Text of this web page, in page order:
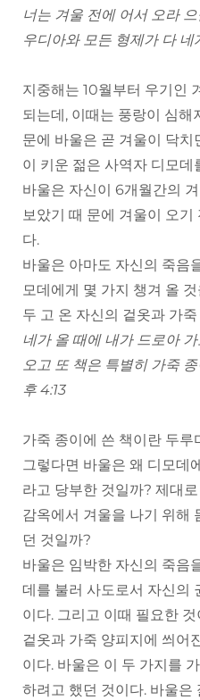
너는 겨울 전에 어서 오라
우디아와 모든 형제가 다
지중해는 10월부터 우기인
되는데, 이때는 풍랑이 심해
문에 바울은 곧 겨울이 닥
이 키운 젊은 사역자 디모
바울은 자신이 6개월간의
보았기 때 문에 겨울이 오기
다.
바울은 아마도 자신의 죽음
모데에게 몇 가지 챙겨 올
두 고 온 자신의 겉옷과 가
네가 올 때에 내가 드로아
오고 또 책은 특별히 가죽
후 4:13
가죽 종이에 쓴 책이란 두
그렇다면 바울은 왜 디모데
라고 당부한 것일까? 제대
감옥에서 겨울을 나기 위해
던 것일까?
바울은 임박한 자신의 죽음
데를 불러 사도로서 자신의
이다. 그리고 이때 필요한
겉옷과 가죽 양피지에 씌어
이다. 바울은 이 두 가지를
하려고 했던 것이다. 바울